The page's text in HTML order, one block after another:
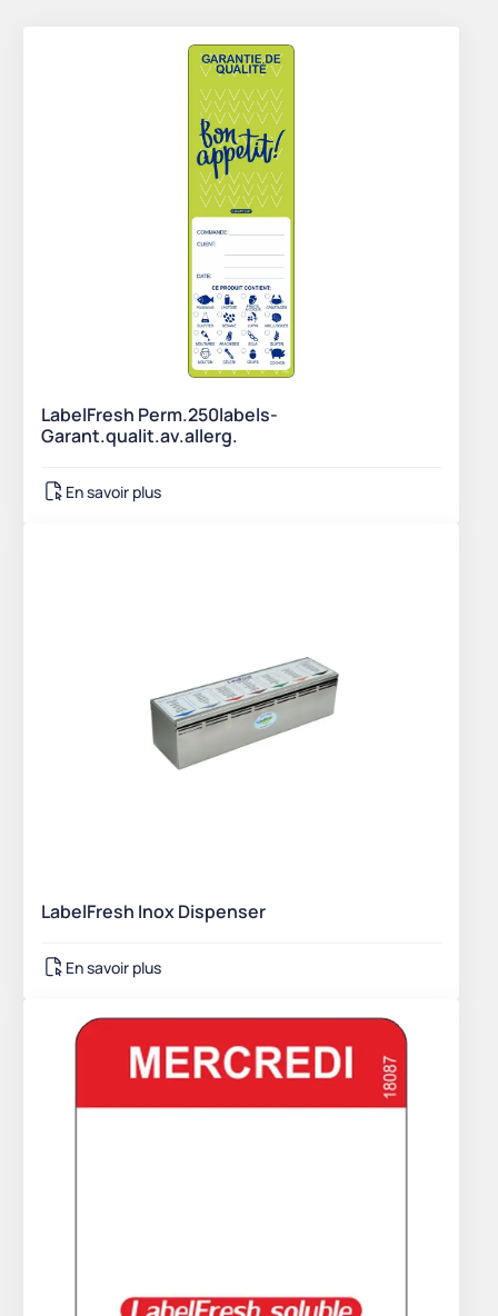
LabelFresh Perm.250labels-
Garant.qualit.av.allerg.
En savoir plus
LabelFresh Inox Dispenser
En savoir plus